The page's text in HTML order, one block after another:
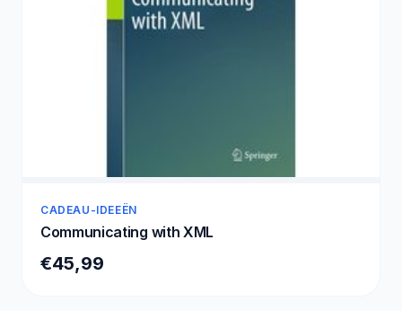
CADEAU-IDEEËN
Communicating with XML
€45,99